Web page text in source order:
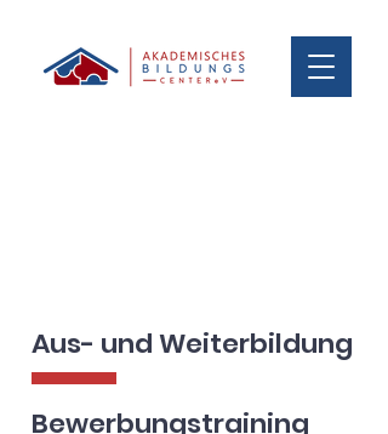
A us- und Weiterbildung
Bewerbungstraining